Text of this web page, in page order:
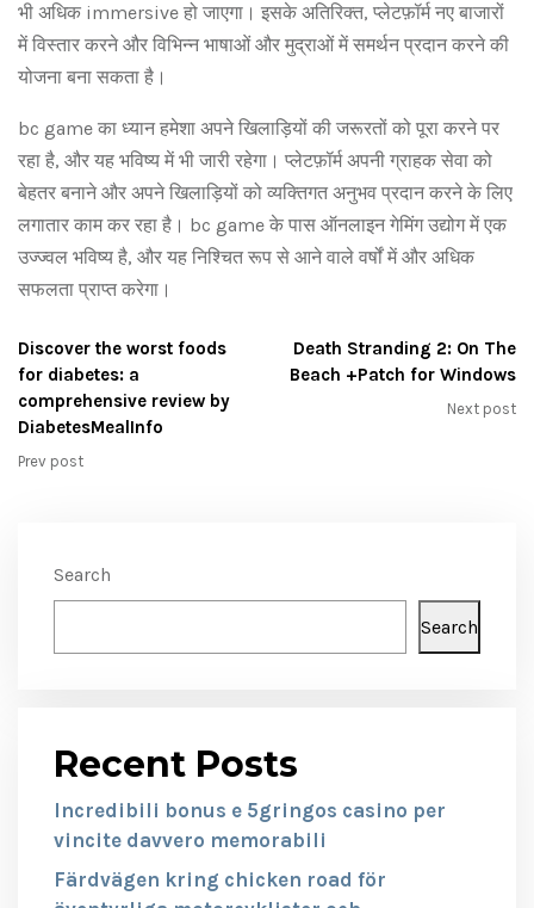
भी अधिक immersive हो जाएगा। इसके अतिरिक्त, प्लेटफ़ॉर्म नए बाजारों
में विस्तार करने और विभिन्न भाषाओं और मुद्राओं में समर्थन प्रदान करने की
योजना बना सकता है।
bc game का ध्यान हमेशा अपने खिलाड़ियों की जरूरतों को पूरा करने पर
रहा है, और यह भविष्य में भी जारी रहेगा। प्लेटफ़ॉर्म अपनी ग्राहक सेवा को
बेहतर बनाने और अपने खिलाड़ियों को व्यक्तिगत अनुभव प्रदान करने के लिए
लगातार काम कर रहा है। bc game के पास ऑनलाइन गेमिंग उद्योग में एक
उज्ज्वल भविष्य है, और यह निश्चित रूप से आने वाले वर्षों में और अधिक
सफलता प्राप्त करेगा।
Discover the worst foods
for diabetes: a
comprehensive review by
DiabetesMealInfo
Prev post
Death Stranding 2: On The
Beach +Patch for Windows
Next post
Search
Search
Recent Posts
Incredibili bonus e 5gringos casino per
vincite davvero memorabili
Färdvägen kring chicken road för